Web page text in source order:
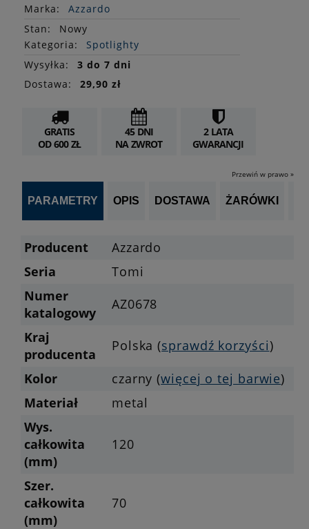
Marka:
Azzardo
Stan:
Nowy
Kategoria:
Spotlighty
Wysyłka:
3 do 7 dni
Dostawa:
29,90 zł
GRATIS
OD 600 ZŁ
45 DNI
NA ZWROT
2 LATA
GWARANCJI
Przewiń w prawo »
PARAMETRY OPIS DOSTAWA ŻARÓWKI
Producent
Azzardo
Seria
Tomi
Numer
katalogowy
AZ0678
Kraj
producenta
Polska (sprawdź korzyści)
Kolor
czarny (więcej o tej barwie)
Materiał
metal
Wys.
całkowita
(mm)
120
Szer.
całkowita
(mm)
70